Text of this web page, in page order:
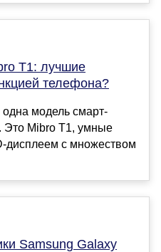
T1: лучшие
телефона?
модель смарт-
Это Mibro T1, умные
дисплеем с множеством
Samsung Galaxy